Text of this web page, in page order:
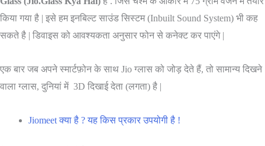
किया गया है | इसे हम इनबिल्ट साउंड सिस्टम (Inbuilt Sound System) भी कह
सकते है | डिवाइस को आवश्यकता अनुसार फोन से कनेक्ट कर पाएंगे |
एक बार जब अपने स्मार्टफ़ोन के साथ Jio ग्लास को जोड़ देते हैं, तो सामान्य दिखने
वाला ग्लास, दुनियां में 3D दिखाई देता (लगता) है |
Jiomeet क्या है ? यह किस प्रकार उपयोगी है !